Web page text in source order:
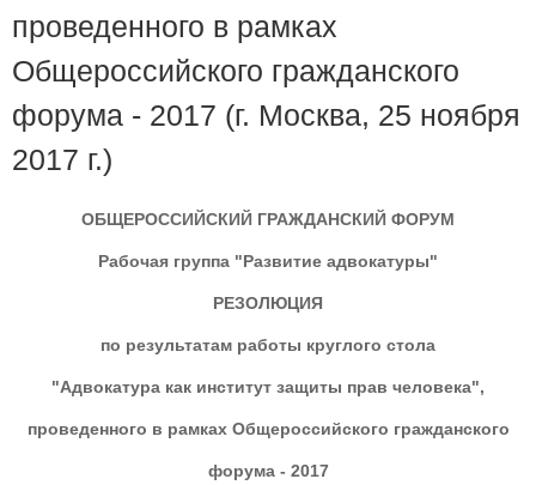
проведенного в рамках
Общероссийского гражданского
форума - 2017 (г. Москва, 25 ноября
2017 г.)
ОБЩЕРОССИЙСКИЙ ГРАЖДАНСКИЙ ФОРУМ
Рабочая группа "Развитие адвокатуры"
РЕЗОЛЮЦИЯ
по результатам работы круглого стола
"Адвокатура как институт защиты прав человека",
проведенного в рамках Общероссийского гражданского
форума - 2017